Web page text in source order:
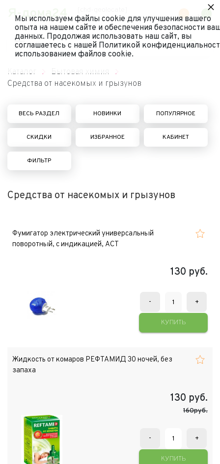
Я-дома24
Каталог
Бытовая химия
Средства от насекомых и грызунов
ВЕСЬ РАЗДЕЛ НОВИНКИ ПОПУЛЯРНОЕ
СКИДКИ ИЗБРАННОЕ КАБИНЕТ
ФИЛЬТР
Средства от насекомых и грызунов
Фумигатор электрический универсальный
поворотный, с индикацией, АСТ
130 руб.
- +
КУПИТЬ
Жидкость от комаров РЕФТАМИД 30 ночей, без
запаха
130 руб.
160руб.
- +
КУПИТЬ
Мы используем файлы cookie для улучшения вашего
опыта на нашем сайте и обеспечения безопасности
данных. Продолжая использовать наш сайт, вы
соглашаетесь с нашей Политикой
использованием файлов cookie.
×